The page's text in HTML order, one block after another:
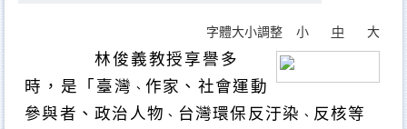
字體大小調整 小 中 大
林俊義教授享譽多
時，是「 臺灣 、 作家 、社會運動
參與者、政治人物 、 台灣環保反汙染 、 反核等